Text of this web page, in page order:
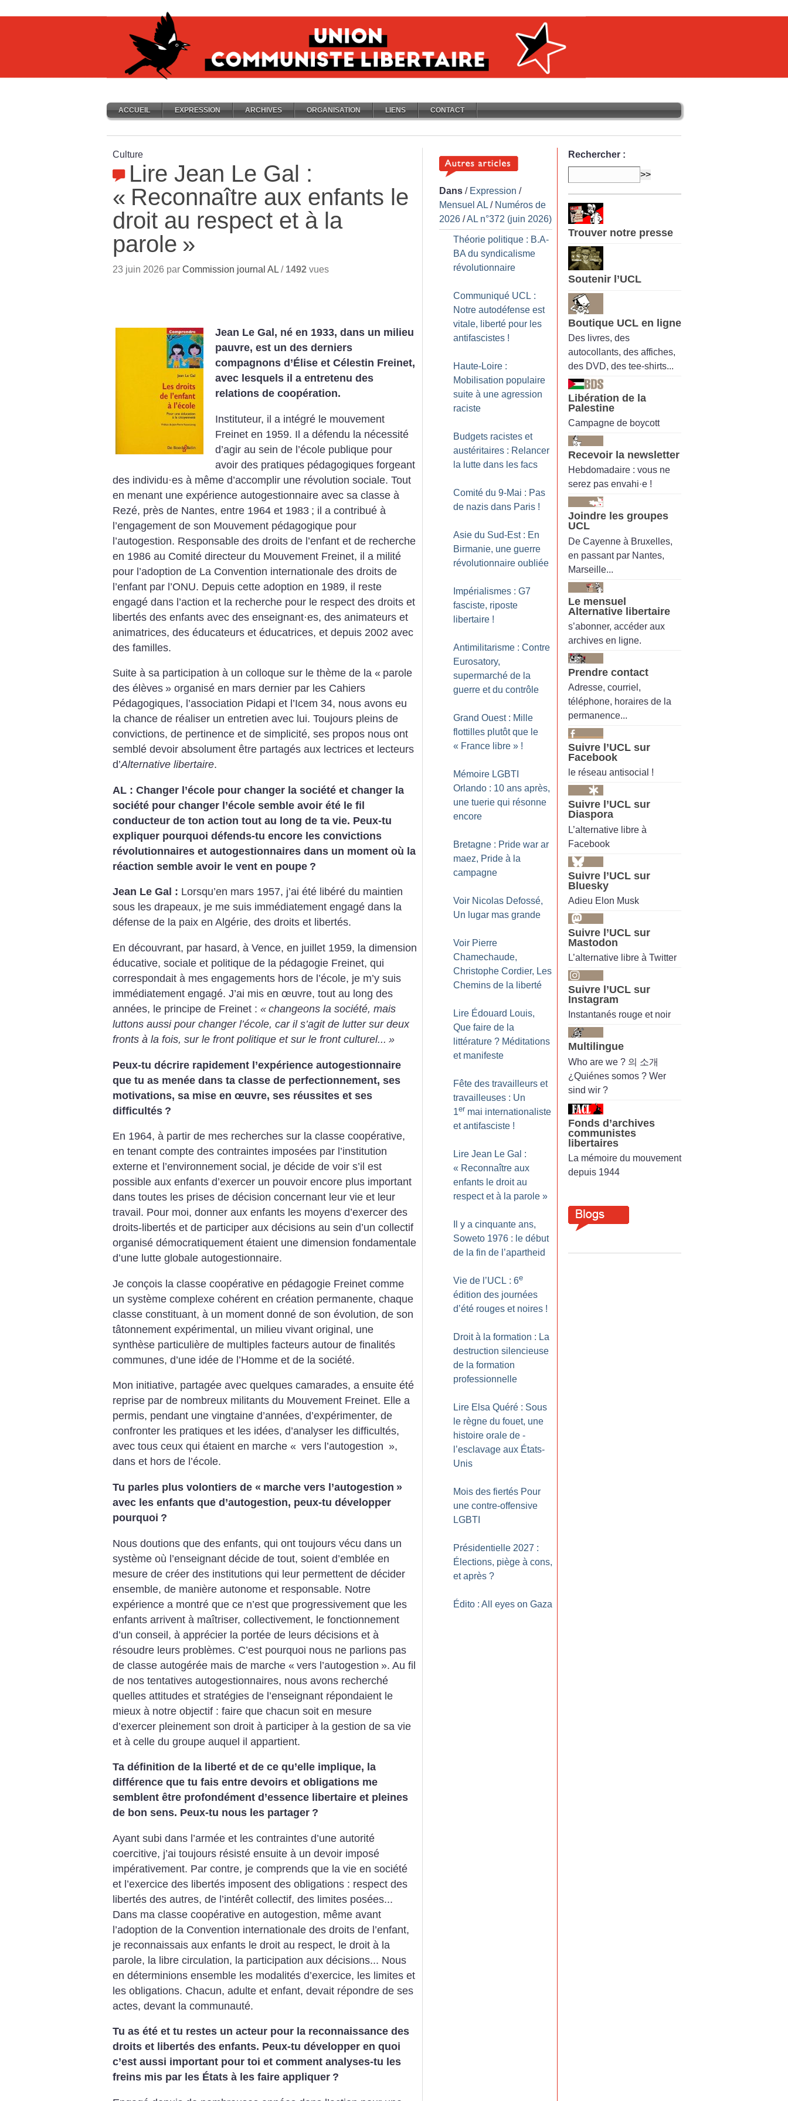
ACCUEIL EXPRESSION ARCHIVES ORGANISATION LIENS CONTACT
Culture
Lire Jean Le Gal :
« Reconnaître aux enfants le
droit au respect et à la
parole »
23 juin 2026 par Commission journal AL / 1492 vues
Jean Le Gal, né en 1933, dans un milieu
pauvre, est un des derniers
compagnons d’Élise et Célestin Freinet,
avec lesquels il a entretenu des
relations de coopération.
Instituteur, il a intégré le mouvement
Freinet en 1959. Il a défendu la nécessité
d’agir au sein de l’école publique pour
avoir des pratiques pédagogiques forgeant
des individu·es à même d’accomplir une révolution sociale. Tout
en menant une expérience autogestionnaire avec sa classe à
Rezé, près de Nantes, entre 1964 et 1983 ; il a contribué à
l’engagement de son Mouvement pédagogique pour
l’autogestion. Responsable des droits de l’enfant et de recherche
en 1986 au Comité directeur du Mouvement Freinet, il a milité
pour l’adoption de La Convention internationale des droits de
l’enfant par l’ONU. Depuis cette adoption en 1989, il reste
engagé dans l’action et la recherche pour le respect des droits et
libertés des enfants avec des enseignant·es, des animateurs et
animatrices, des éducateurs et éducatrices, et depuis 2002 avec
des familles.
Suite à sa participation à un colloque sur le thème de la « parole
des élèves » organisé en mars dernier par les Cahiers
Pédagogiques, l’association Pidapi et ­l’Icem 34, nous avons eu
la chance de réaliser un entretien avec lui. Toujours pleins de
convictions, de pertinence et de simplicité, ses propos nous ont
semblé devoir absolument être partagés aux lectrices et lecteurs
d’Alternative libertaire.
AL : Changer l’école pour changer la société et changer la
société pour changer l’école semble avoir été le fil
conducteur de ton action tout au long de ta vie. Peux-tu
expliquer pourquoi défends-tu encore les convictions
révolutionnaires et autogestionnaires dans un moment où la
réaction semble avoir le vent en poupe ?
Jean Le Gal : Lorsqu’en mars 1957, j’ai été libéré du maintien
sous les drapeaux, je me suis immédiatement engagé dans la
défense de la paix en Algérie, des droits et libertés.
En découvrant, par hasard, à Vence, en juillet 1959, la dimension
éducative, sociale et politique de la pédagogie Freinet, qui
correspondait à mes engagements hors de l’école, je m’y suis
immédiatement engagé. J’ai mis en œuvre, tout au long des
années, le principe de Freinet : « changeons la société, mais
luttons aussi pour changer l’école, car il s’agit de lutter sur deux
fronts à la fois, sur le front politique et sur le front culturel... »
Peux-tu décrire rapidement l’expérience autogestionnaire
que tu as menée dans ta classe de perfectionnement, ses
motivations, sa mise en œuvre, ses réussites et ses
difficultés ?
En 1964, à partir de mes recherches sur la classe coopérative,
en tenant compte des contraintes imposées par l’institution
externe et l’environnement social, je décide de voir s’il est
possible aux enfants d’exercer un pouvoir encore plus important
dans toutes les prises de décision concernant leur vie et leur
travail. Pour moi, donner aux enfants les moyens d’exercer des
droits-libertés et de participer aux décisions au sein d’un collectif
organisé démocratiquement étaient une dimension fondamentale
d’une lutte globale autogestionnaire.
Je conçois la classe coopérative en pédagogie Freinet comme
un système complexe cohérent en création permanente, chaque
classe constituant, à un moment donné de son évolution, de son
tâtonnement expérimental, un milieu vivant original, une
synthèse particulière de multiples facteurs autour de finalités
communes, d’une idée de l’Homme et de la société.
Mon initiative, partagée avec quelques camarades, a ensuite été
reprise par de nombreux militants du Mouvement Freinet. Elle a
permis, pendant une vingtaine d’années, d’expérimenter, de
confronter les pratiques et les idées, d’analyser les difficultés,
avec tous ceux qui étaient en marche « vers l’autogestion »,
dans et hors de l’école.
Tu parles plus volontiers de « marche vers l’autogestion »
avec les enfants que d’autogestion, peux-tu développer
pourquoi ?
Nous doutions que des enfants, qui ont toujours vécu dans un
système où l’enseignant décide de tout, soient d’emblée en
mesure de créer des institutions qui leur permettent de décider
ensemble, de manière autonome et responsable. Notre
expérience a montré que ce n’est que progressivement que les
enfants arrivent à maîtriser, collectivement, le fonctionnement
d’un conseil, à apprécier la portée de leurs décisions et à
résoudre leurs problèmes. C’est pourquoi nous ne parlions pas
de classe autogérée mais de marche « vers l’autogestion ». Au fil
de nos tentatives autogestionnaires, nous avons recherché
quelles attitudes et stratégies de l’enseignant répondaient le
mieux à notre objectif : faire que chacun soit en mesure
d’exercer pleinement son droit à participer à la gestion de sa vie
et à celle du groupe auquel il appartient.
Ta définition de la liberté et de ce qu’elle implique, la
différence que tu fais entre devoirs et obligations me
semblent être profondément d’essence libertaire et pleines
de bon sens. Peux-tu nous les partager ?
Ayant subi dans l’armée et les contraintes d’une autorité
coercitive, j’ai toujours résisté ensuite à un devoir imposé
impérativement. Par contre, je comprends que la vie en société
et l’exercice des libertés imposent des obligations : respect des
libertés des autres, de l’intérêt collectif, des limites posées...
Dans ma classe coopérative en autogestion, même avant
l’adoption de la Convention internationale des droits de l’enfant,
je reconnaissais aux enfants le droit au respect, le droit à la
parole, la libre circulation, la participation aux décisions... Nous
en déterminions ensemble les modalités d’exercice, les limites et
les obligations. Chacun, adulte et enfant, devait répondre de ses
actes, devant la communauté.
Tu as été et tu restes un acteur pour la reconnaissance des
droits et libertés des enfants. Peux-tu développer en quoi
c’est aussi important pour toi et comment analyses-tu les
freins mis par les États à les faire appliquer ?
Dans / Expression /
Mensuel AL / Numéros de
2026 /AL n°372 (juin 2026)
Théorie politique : B.A-
BA du syndicalisme
révolutionnaire
Communiqué UCL :
Notre autodéfense est
vitale, liberté pour les
antifascistes !
Haute-Loire :
Mobilisation populaire
suite à une agression
raciste
Budgets racistes et
austéritaires : Relancer
la lutte dans les facs
Comité du 9-Mai : Pas
de nazis dans Paris !
Asie du Sud-Est : En
Birmanie, une guerre
révolutionnaire oubliée
Impérialismes : G7
fasciste, riposte
libertaire !
Antimilitarisme : Contre
Eurosatory,
supermarché de la
guerre et du contrôle
Grand Ouest : Mille
flottilles plutôt que le
« France libre » !
Mémoire LGBTI
Orlando : 10 ans après,
une tuerie qui résonne
encore
Bretagne : Pride war ar
maez, Pride à la
campagne
Voir Nicolas Defossé,
Un lugar mas grande
Voir Pierre
Chamechaude,
Christophe Cordier, Les
Chemins de la liberté
Lire Édouard Louis,
Que faire de la
littérature ? Méditations
et manifeste
Fête des travailleurs et
travailleuses : Un
1er mai internationaliste
et antifasciste !
Lire Jean Le Gal :
« Reconnaître aux
enfants le droit au
respect et à la parole »
Il y a cinquante ans,
Soweto 1976 : le début
de la fin de l’apartheid
Vie de l’UCL : 6e
édition des journées
d’été rouges et noires !
Droit à la formation : La
destruction silencieuse
de la formation
professionnelle
Lire Elsa Quéré : Sous
le règne du fouet, une
histoire orale de ­
l’esclavage aux États-
Unis
Mois des fiertés Pour
une contre-offensive
LGBTI
Présidentielle 2027 :
Élections, piège à cons,
et après ?
Édito : All eyes on Gaza
Rechercher :
Trouver notre presse
Soutenir l’UCL
Boutique UCL en ligne
Des livres, des
autocollants, des affiches,
des DVD, des tee-shirts...
Libération de la
Palestine
Campagne de boycott
Recevoir la newsletter
Hebdomadaire : vous ne
serez pas envahi·e !
Joindre les groupes
UCL
De Cayenne à Bruxelles,
en passant par Nantes,
Marseille...
Le mensuel
Alternative libertaire
s’abonner, accéder aux
archives en ligne.
Prendre contact
Adresse, courriel,
téléphone, horaires de la
permanence...
Suivre l’UCL sur
Facebook
le réseau antisocial !
Suivre l’UCL sur
Diaspora
L’alternative libre à
Facebook
Suivre l’UCL sur
Bluesky
Adieu Elon Musk
Suivre l’UCL sur
Mastodon
L’alternative libre à Twitter
Suivre l’UCL sur
Instagram
Instantanés rouge et noir
Multilingue
Who are we ? 의 소개
¿Quiénes somos ? Wer
sind wir ?
Fonds d’archives
communistes
libertaires
La mémoire du mouvement
depuis 1944